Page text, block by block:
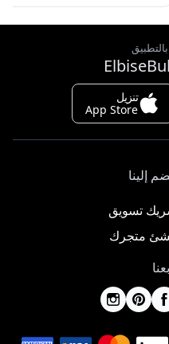
تنزيل
App Store
إلينا
تسويق
متجرك